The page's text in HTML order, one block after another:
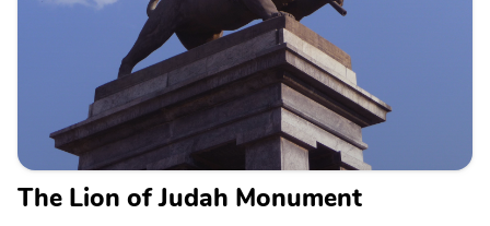
The Lion of Judah Monument